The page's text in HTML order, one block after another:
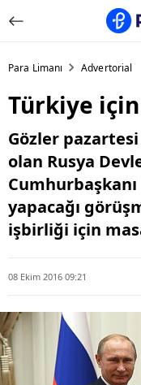
Para Limanı Advertorial
Türkiye
Gözler
olan Rusya
yapacağı
işbirliği için
08 Ekim 2016 09:21